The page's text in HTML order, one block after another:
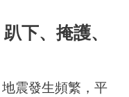
下、掩護、
震發生頻繁，平